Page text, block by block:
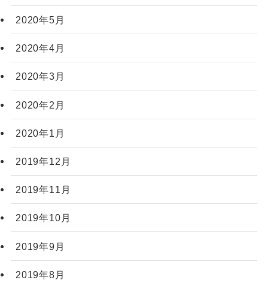
2020年5月
2020年4月
2020年3月
2020年2月
2020年1月
2019年12月
2019年11月
2019年10月
2019年9月
2019年8月